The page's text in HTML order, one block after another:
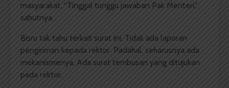
masyarakat. “Tinggal tunggu jawaban Pak Menteri,”
sahutnya.
Bisru tak tahu terkait surat ini. Tidak ada laporan
pengiriman kepada rektor. Padahal, seharusnya ada
mekanismenya. Ada surat tembusan yang ditujukan
pada rektor.